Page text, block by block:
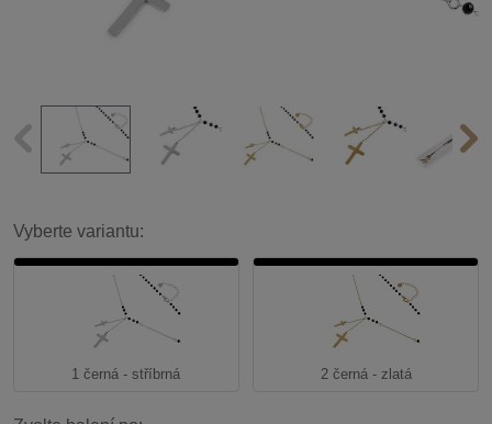
Vyberte variantu:
1 černá - stříbrná 2 černá - zlatá